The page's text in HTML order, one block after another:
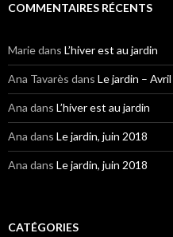
COMMENTAIRES RÉCENTS
Mariedans L’hiver est au jardin
Ana Tavarès dans Le jardin –
Ana dans L’hiver est au jardin
Ana dans Le jardin, juin 2018
Ana dans Le jardin, juin 2018
CATÉGORIES